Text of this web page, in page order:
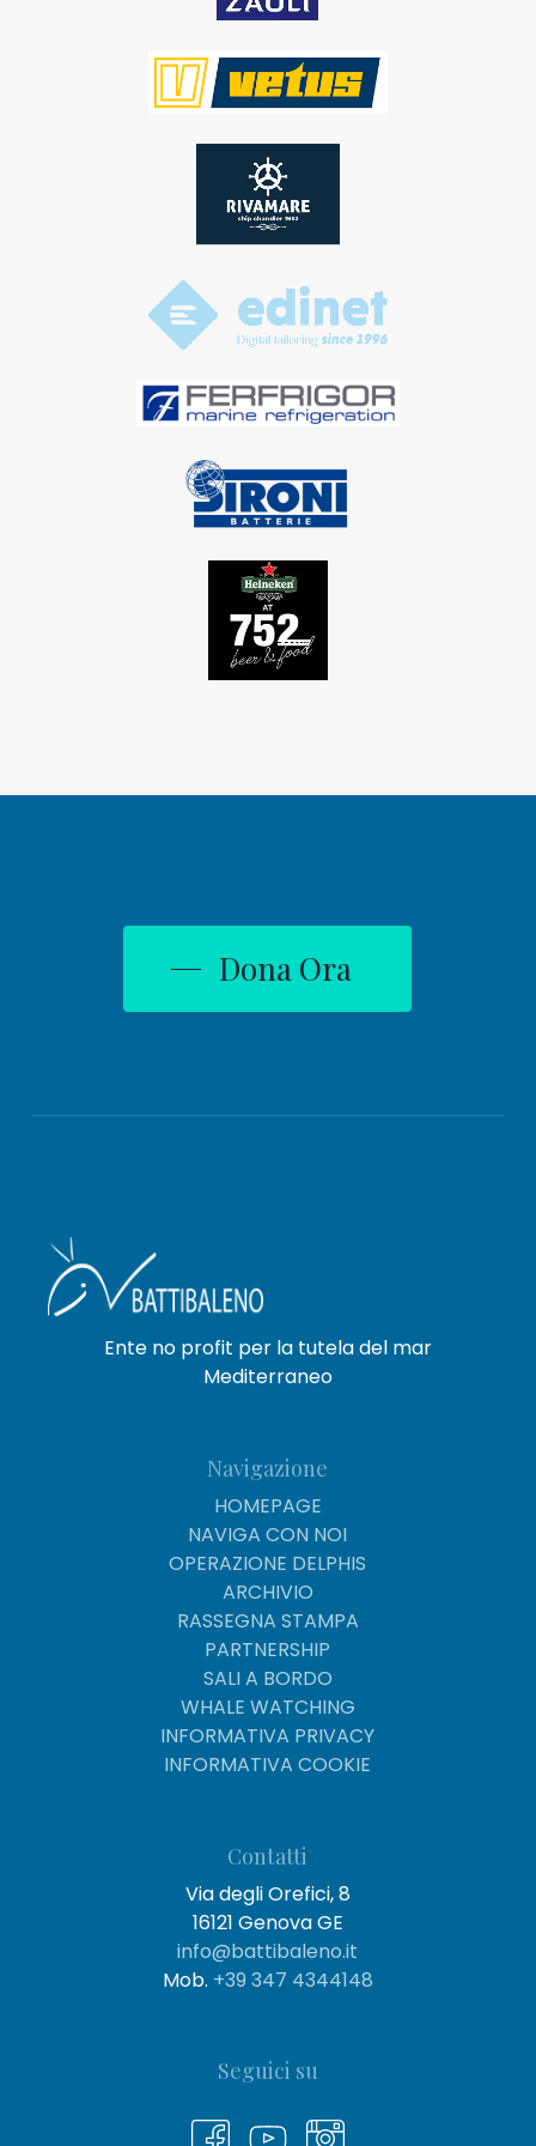
Dona Ora
Ente no profit per la tutela del mar
Mediterraneo
Navigazione
HOMEPAGE
NAVIGA CON NOI
OPERAZIONE DELPHIS
ARCHIVIO
RASSEGNA STAMPA
PARTNERSHIP
SALI A BORDO
WHALE WATCHING
INFORMATIVA PRIVACY
INFORMATIVA COOKIE
Contatti
Via degli Orefici, 8
16121 Genova GE
info@battibaleno.it
Mob. +39 347 4344148
Seguici su